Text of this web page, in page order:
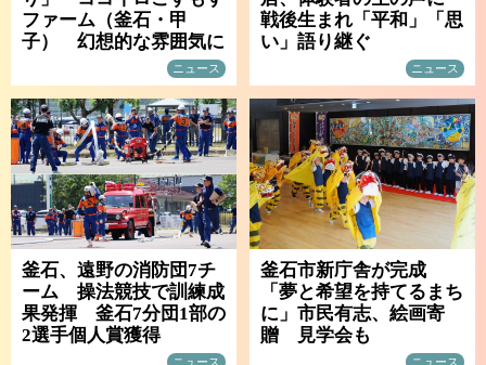
ファーム（釜石・甲
子） 幻想的な雰囲気に
ニュース
戦後生まれ「平和」「思
い」語り継ぐ
ニュース
釜石、遠野の消防団7チ
ーム 操法競技で訓練成
果発揮 釜石7分団1部の
2選手個人賞獲得
ニュース
釜石市新庁舎が完成
「夢と希望を持てるまち
に」市民有志、絵画寄
贈 見学会も
ニュース